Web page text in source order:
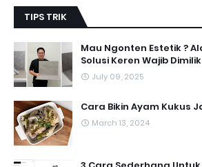
TIPS TRIK
Mau Ngonten Estetik ?
Solusi Keren Wajib
July 09, 2025
Cara Bikin Ayam Kukus
March 13, 2024